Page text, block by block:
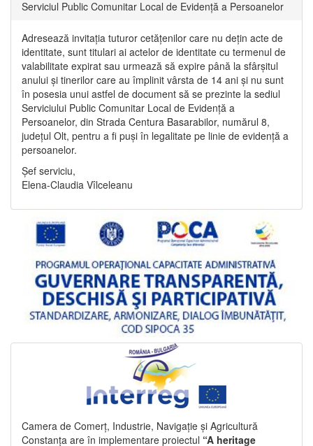
Serviciul Public Comunitar Local de Evidență a Persoanelor
Adresează invitația tuturor cetățenilor care nu dețin acte de
identitate, sunt titulari ai actelor de identitate cu termenul de
valabilitate expirat sau urmează să expire până la sfârșitul
anului și tinerilor care au împlinit vârsta de 14 ani și nu sunt
în posesia unui astfel de document să se prezinte la sediul
Serviciului Public Comunitar Local de Evidență a
Persoanelor, din Strada Centura Basarabilor, numărul 8,
județul Olt, pentru a fi puși în legalitate pe linie de evidență a
persoanelor.
Șef serviciu,
Elena-Claudia Vîlceleanu
Camera de Comerț, Industrie, Navigație și Agricultură
Constanța are în implementare proiectul “A heritage